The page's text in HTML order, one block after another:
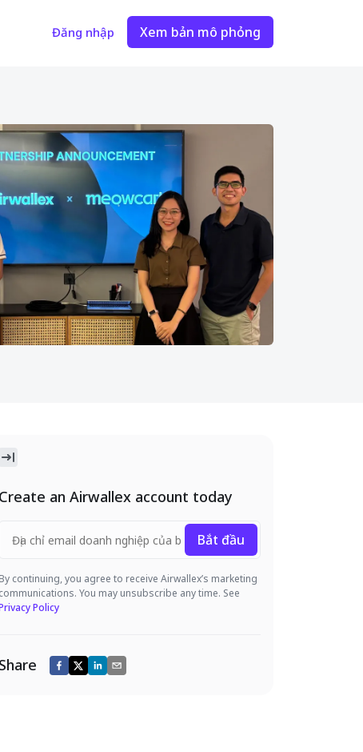
Đăng nhập Xem bản mô phỏng
Create an Airwallex account today
Bắt đầu
By continuing, you agree to receive Airwallex’s marketing
communications. You may unsubscribe any time. See
Policy
Share